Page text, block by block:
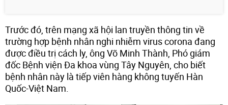
Trước đó, trên mạng xã hội lan truyền thông tin về
trường hợp bệnh nhân nghi nhiễm virus corona đang
được điều trị cách ly, ông Võ Minh Thành, Phó giám
đốc Bệnh viện Đa khoa vùng Tây Nguyên, cho biết
bệnh nhân này là tiếp viên hàng không tuyến Hàn
Quốc-Việt Nam.